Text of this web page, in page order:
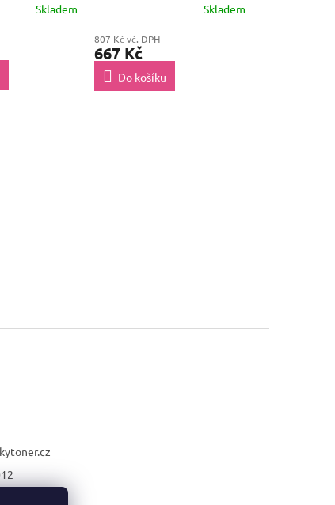
Skladem Skladem
807 Kč vč. DPH
667 Kč
Do košíku